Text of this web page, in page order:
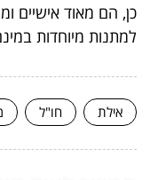
כן, הם מאוד אישיים
למתנות מיוחדות
אילת חו"ל